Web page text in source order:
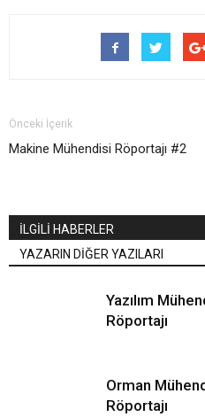
Önceki İçerik
Makine Mühendisi Röportajı #2
İLGİLİ HABERLER
YAZARIN DİĞER YAZILARI
Yazılım
Röportajı
Orman
Röportajı